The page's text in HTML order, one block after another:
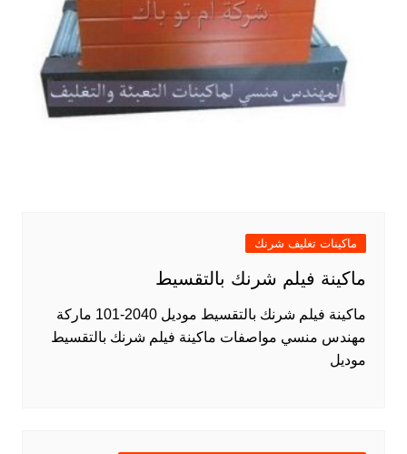
ماكينات تغليف شرنك
ماكينة فيلم شرنك بالتقسيط
ماكينة فيلم شرنك بالتقسيط موديل 2040-101 ماركة
مهندس منسي مواصفات ماكينة فيلم شرنك بالتقسيط
موديل